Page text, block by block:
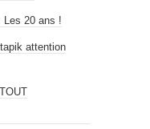
Les 20 ans !
attention